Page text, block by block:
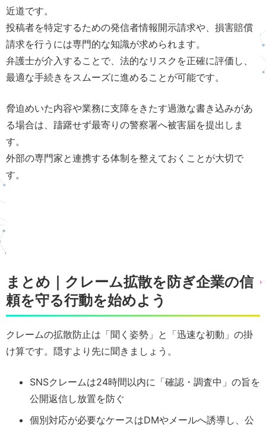
近道です。
投稿者を特定するための発信者情報開示請求や、損害賠償
請求を行うには専門的な知識が求められます。
弁護士が介入することで、法的なリスクを正確に評価し、
最適な手続きをスムーズに進めることが可能です。
脅迫めいた内容や業務に支障をきたす過激な書き込みがあ
る場合は、躊躇せず最寄りの警察署へ被害届を提出しま
す。
外部の専門家と連携する体制を整えておくことが大切で
す。
まとめ｜クレーム拡散を防ぎ企業の信
頼を守る行動を始めよう
クレームの拡散防止は「聞く姿勢」と「迅速な初動」の掛
け算です。隠すより先に聞きましょう。
SNSクレームは24時間以内に「確認・調査中」の旨を
公開返信し放置を防ぐ
個別対応が必要なケースはDMやメールへ誘導し、公